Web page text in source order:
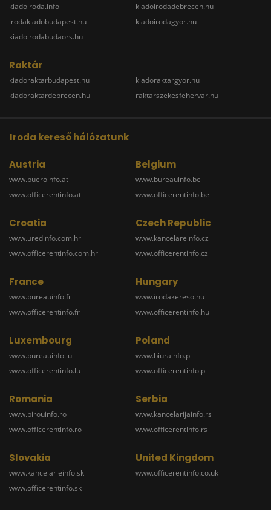
kiadoiroda.info
irodakiadobudapest.hu
kiadoirodabudaors.hu
kiadoirodadebrecen.hu
kiadoirodagyor.hu
Raktár
kiadoraktarbudapest.hu
kiadoraktardebrecen.hu
kiadoraktargyor.hu
raktarszekesfehervar.hu
Iroda kereső hálózatunk
Austria
www.bueroinfo.at
www.officerentinfo.at
Belgium
www.bureauinfo.be
www.officerentinfo.be
Croatia
www.uredinfo.com.hr
www.officerentinfo.com.hr
Czech Republic
www.kancelareinfo.cz
www.officerentinfo.cz
France
www.bureauinfo.fr
www.officerentinfo.fr
Hungary
www.irodakereso.hu
www.officerentinfo.hu
Luxembourg
www.bureauinfo.lu
www.officerentinfo.lu
Poland
www.biurainfo.pl
www.officerentinfo.pl
Romania
www.birouinfo.ro
www.officerentinfo.ro
Serbia
www.kancelarijainfo.rs
www.officerentinfo.rs
Slovakia
www.kancelarieinfo.sk
www.officerentinfo.sk
United Kingdom
www.officerentinfo.co.uk